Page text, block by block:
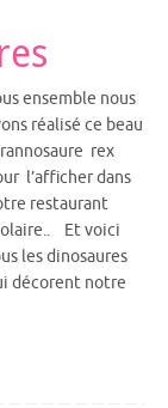
ensemble nous
réalisé ce beau
rex
l’afficher dans
restaurant
Et voici
les dinosaures
décorent notre